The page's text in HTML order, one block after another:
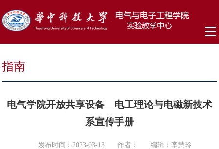
指南
电气学院开放共享设备—电工理论与电磁新技术
系宣传手册
发布时间：2023-03-13 作者：
编辑：李慧玲